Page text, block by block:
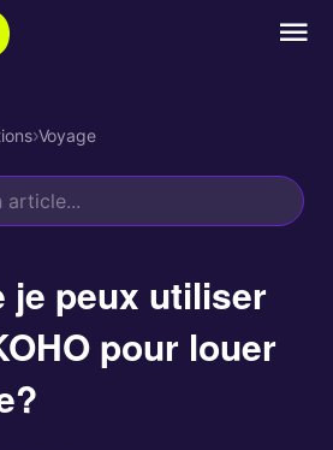
›Voyage
je peux utiliser
pour louer